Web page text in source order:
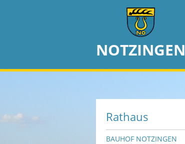
NOTZINGEN
Rathaus
BAUHOF NOTZINGEN